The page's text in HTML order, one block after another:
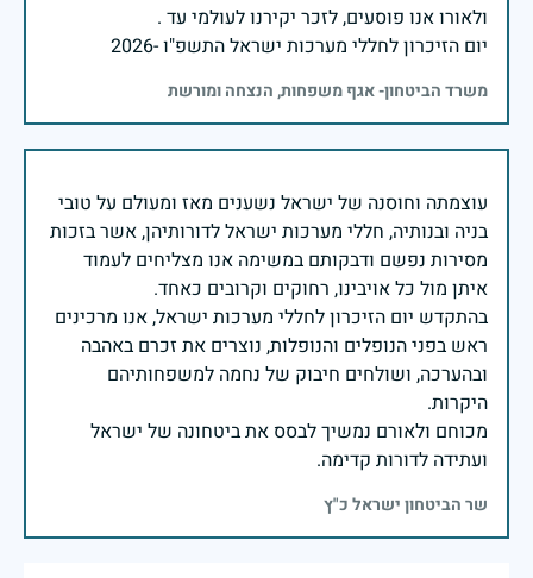
יום הזיכרון לחללי מערכות ישראל התשפ"ו -2026
משרד הביטחון- אגף משפחות, הנצחה ומורשת
עוצמתה וחוסנה של ישראל נשענים מאז ומעולם על טובי
בניה ובנותיה, חללי מערכות ישראל לדורותיהן, אשר בזכות
מסירות נפשם ודבקותם במשימה אנו מצליחים לעמוד
בהתקדש יום הזיכרון לחללי מערכות ישראל, אנו מרכינים
ראש בפני הנופלים והנופלות, נוצרים את זכרם באהבה
ובהערכה, ושולחים חיבוק של נחמה למשפחותיהם
מכוחם ולאורם נמשיך לבסס את ביטחונה של ישראל
ועתידה לדורות קדימה.
שר הביטחון ישראל כ"ץ